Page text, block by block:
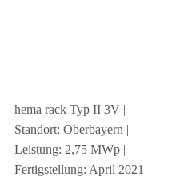
hema rack Typ II 3V |
Standort: Oberbayern |
Leistung: 2,75 MWp |
Fertigstellung: April 2021